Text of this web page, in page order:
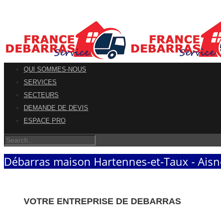
QUI SOMMES-NOUS
SERVICES
SECTEURS
DEMANDE DE DEVIS
ESPACE PRO
Débarras maison Hartennes-et-Taux -
VOTRE ENTREPRISE DE DEBARRAS